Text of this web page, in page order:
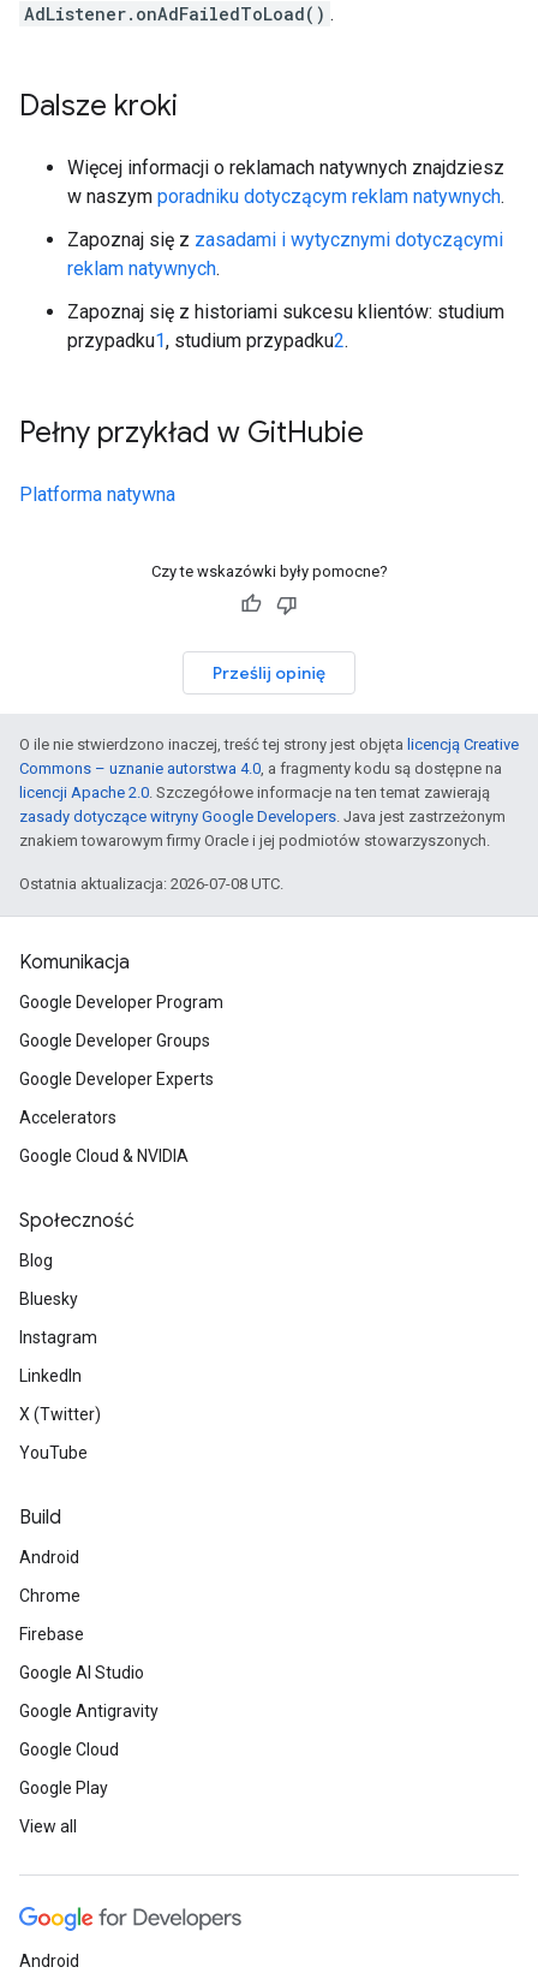
AdListener.onAdFailedToLoad() .
Dalsze kroki
Więcej informacji o reklamach natywnych znajdziesz
w naszym poradniku dotyczącym reklam natywnych.
Zapoznaj się z zasadami i wytycznymi dotyczącymi
reklam natywnych.
Zapoznaj się z historiami sukcesu klientów: studium
przypadku1, studium przypadku2.
Pełny przykład w GitHubie
Platforma natywna
Czy te wskazówki były pomocne?
Prześlij opinię
O ile nie stwierdzono inaczej, treść tej strony jest objęta licencją Creative
Commons – uznanie autorstwa 4.0, a fragmenty kodu są dostępne na
licencji Apache 2.0. Szczegółowe informacje na ten temat zawierają
zasady dotyczące witryny Google Developers. Java jest zastrzeżonym
znakiem towarowym firmy Oracle i jej podmiotów stowarzyszonych.
Ostatnia aktualizacja: 2026-07-08 UTC.
Komunikacja
Google Developer Program
Google Developer Groups
Google Developer Experts
Accelerators
Google Cloud & NVIDIA
Społeczność
Blog
Bluesky
Instagram
LinkedIn
X (Twitter)
YouTube
Build
Android
Chrome
Firebase
Google AI Studio
Google Antigravity
Google Cloud
Google Play
View all
Android